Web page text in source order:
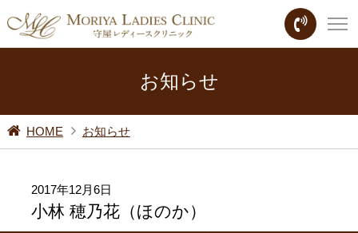
お知らせ
HOME お知らせ
2017年12月6日
小林 穂乃花（ほのか）